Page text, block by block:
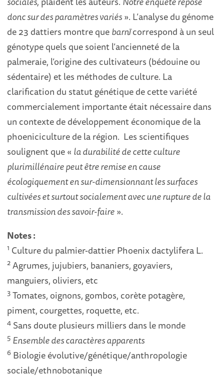
donc sur des paramètres variés». L’analyse du génome
de 23 dattiers montre quebarnīcorrespond à un seul
génotype quels que soient l’ancienneté de la
palmeraie, l’origine des cultivateurs (bédouine ou
sédentaire) et les méthodes de culture. La
clarification du statut génétique de cette variété
commercialement importante était nécessaire dans
un contexte de développement économique de la
phoeniciculture de la région. Les scientifiques
soulignent que « la durabilité de cette culture
plurimillénaire peut être remise en cause
écologiquement en sur-dimensionnant les surfaces
cultivées et surtout socialement avec une rupture de la
transmission des savoir-faire».
Notes :
1 Culture du palmier-dattier Phoenix dactylifera L.
2Agrumes, jujubiers, bananiers, goyaviers,
manguiers, oliviers, etc
3Tomates, oignons, gombos, corète potagère,
piment, courgettes, roquette, etc.
4 Sans doute plusieurs milliers dans le monde
5 Ensemble des caractères apparents
6 Biologie évolutive/génétique/anthropologie
sociale/ethnobotanique